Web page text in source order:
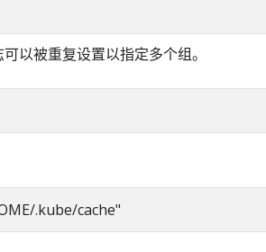
以被重复设置以指定多个组。
.kube/cache"